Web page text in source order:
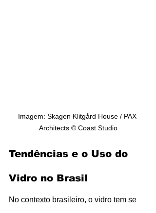
Imagem: Skagen Klitgård House / PAX
Architects © Coast Studio
Tendências e o Uso do
Vidro no Brasil
No contexto brasileiro, o vidro tem se